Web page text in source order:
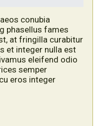
conubia
phasellus fames
at fringilla curabitur
et integer nulla est
eleifend odio
semper
eros integer